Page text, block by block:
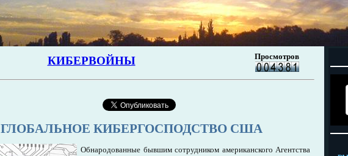
ГЛОБАЛЬНОЕ КИБЕРГОСПОДСТВО США
Обнародованные бывшим сотрудником американского Агентства